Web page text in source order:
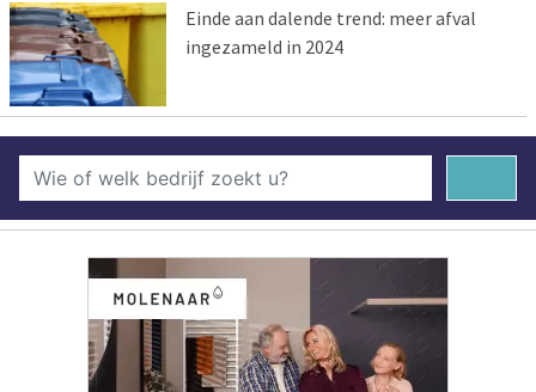
Einde aan dalende trend: meer afval
ingezameld in 2024